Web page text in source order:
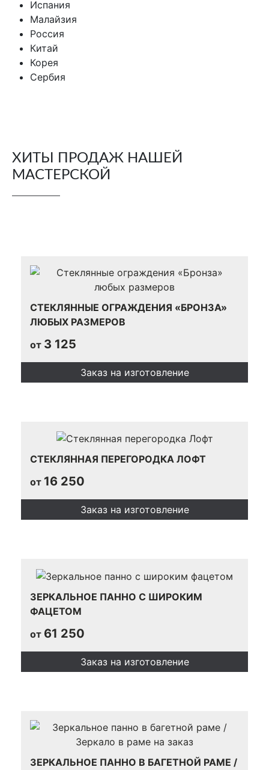
Испания
Малайзия
Россия
Китай
Корея
Сербия
ХИТЫ ПРОДАЖ НАШЕЙ
МАСТЕРСКОЙ
СТЕКЛЯННЫЕ ОГРАЖДЕНИЯ «БРОНЗА»
ЛЮБЫХ РАЗМЕРОВ
от 3 125
Заказ на изготовление
СТЕКЛЯННАЯ ПЕРЕГОРОДКА ЛОФТ
от 16 250
Заказ на изготовление
ЗЕРКАЛЬНОЕ ПАННО С ШИРОКИМ
ФАЦЕТОМ
от 61 250
Заказ на изготовление
ЗЕРКАЛЬНОЕ ПАННО В БАГЕТНОЙ РАМЕ /